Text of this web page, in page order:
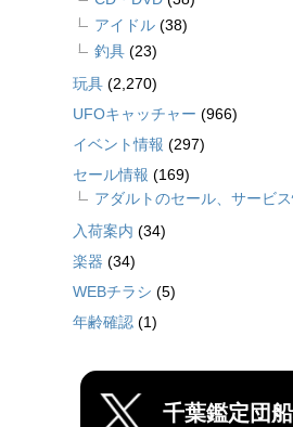
アイドル (38)
釣具 (23)
玩具 (2,270)
UFOキャッチャー (966)
イベント情報 (297)
セール情報 (169)
アダルトのセール、サービ
入荷案内 (34)
楽器 (34)
WEBチラシ (5)
年齢確認 (1)
千葉鑑定団